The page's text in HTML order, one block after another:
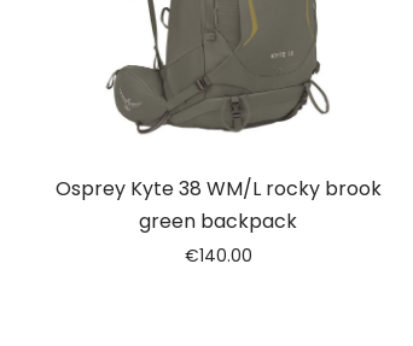
Osprey Kyte 38 WM/L rocky brook
green backpack
€140.00